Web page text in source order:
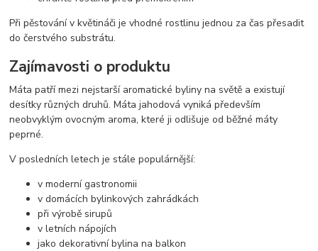
Při pěstování v květináči je vhodné rostlinu jednou za čas přesadit
do čerstvého substrátu.
Zajímavosti o produktu
Máta patří mezi nejstarší aromatické byliny na světě a existují
desítky různých druhů. Máta jahodová vyniká především
neobvyklým ovocným aroma, které ji odlišuje od běžné máty
peprné.
V posledních letech je stále populárnější:
v moderní gastronomii
v domácích bylinkových zahrádkách
při výrobě sirupů
v letních nápojích
jako dekorativní bylina na balkon